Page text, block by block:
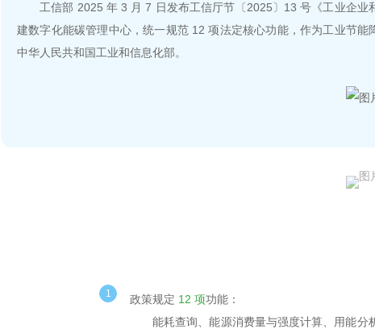
工信部 2025 年 3 月 7 日发布工信厅节〔2025〕13 号《工业企
建数字化能碳管理中心，统一规范 12 项法定核心功能，作为工业节
中华人民共和国工业和信息化部。
1 政策规定 12 项功能：
能耗查询、能源消费量与强度计算、用能分